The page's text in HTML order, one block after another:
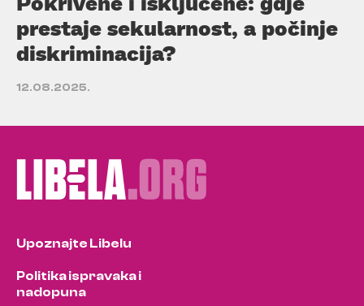
prestaje sekularnost, a počinje
diskriminacija?
12.08.2025.
Upoznajte Libelu
Politika ispravaka i
nadopuna